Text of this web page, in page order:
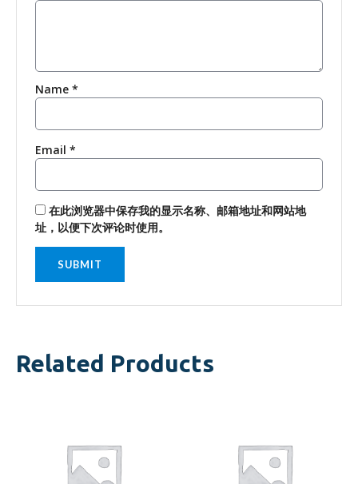
Name*
Email*
在此浏览器中保存我的显示名称、邮箱地址和网站地
址，以便下次评论时使用。
Related Products